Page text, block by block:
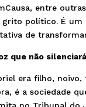
entre
grito político. É um
de
que não
era filho, noivo,
é a sociedade